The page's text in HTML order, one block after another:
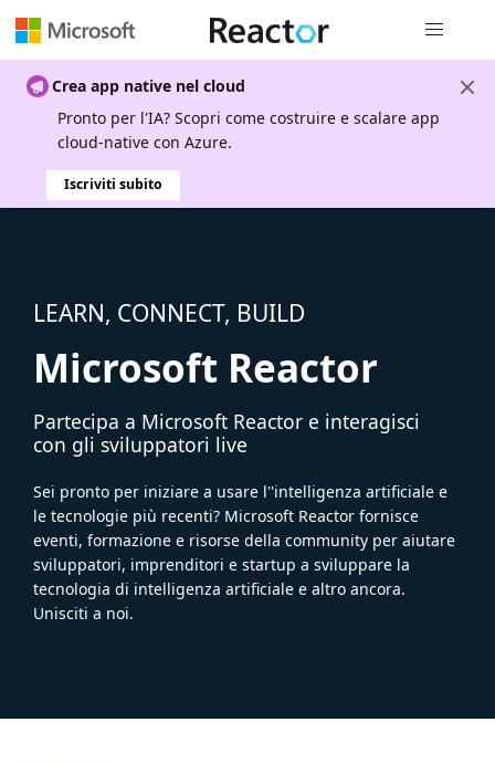
Crea app native nel cloud
Pronto per l'IA? Scopri come costruire e scalare app
cloud-native con Azure.
Iscriviti subito
LEARN, CONNECT, BUILD
Microsoft Reactor
Partecipa a Microsoft Reactor e interagisci
con gli sviluppatori live
Sei pronto per iniziare a usare l''intelligenza artificiale e
le tecnologie più recenti? Microsoft Reactor fornisce
eventi, formazione e risorse della community per aiutare
sviluppatori, imprenditori e startup a sviluppare la
tecnologia di intelligenza artificiale e altro ancora.
Unisciti a noi.